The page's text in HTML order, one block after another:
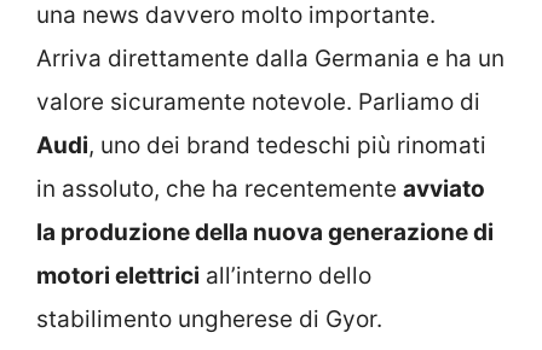
una news davvero molto importante.
Arriva direttamente dalla Germania e ha un
valore sicuramente notevole. Parliamo di
Audi, uno dei brand tedeschi più rinomati
in assoluto, che ha recentemente avviato
la produzione della nuova generazione di
motori elettrici all’interno dello
stabilimento ungherese di Gyor.